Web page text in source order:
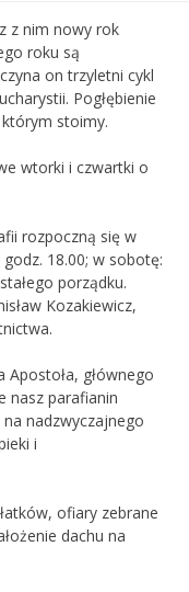
z nim nowy rok
roku są
on trzyletni cykl
Pogłębienie
stoimy.
wtorki i czwartki o
rozpoczną się w
18.00; w sobotę:
porządku.
Kozakiewicz,
głównego
nasz parafianin
nadzwyczajnego
i
ofiary zebrane
dachu na